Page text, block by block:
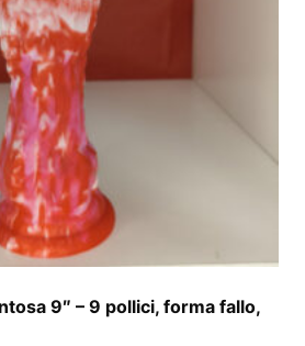
9″ – 9 pollici, forma fallo,